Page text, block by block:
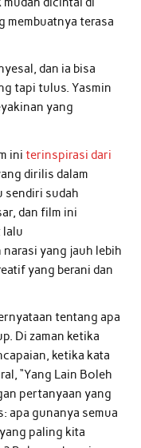
membuatnya terasa
dan ia bisa
tapi tulus. Yasmin
yang
ini terinspirasi dari
dirilis dalam
sendiri sudah
dan film ini
lalu
narasi yang jauh lebih
yang berani dan
tentang apa
Di zaman ketika
ketika kata
“Yang Lain Boleh
pertanyaan yang
apa gunanya semua
paling kita